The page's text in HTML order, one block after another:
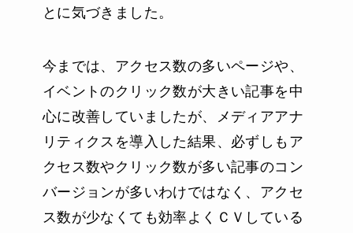
とに気づきました。
今までは、アクセス数の多いページや、
イベントのクリック数が大きい記事を中
心に改善していましたが、メディアアナ
リティクスを導入した結果、必ずしもア
クセス数やクリック数が多い記事のコン
バージョンが多いわけではなく、アクセ
ス数が少なくても効率よくＣＶしている